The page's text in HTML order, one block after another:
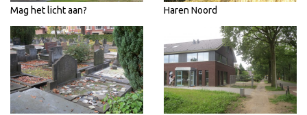
Mag het licht aan? Haren Noord